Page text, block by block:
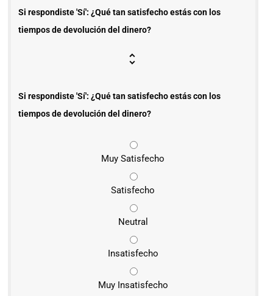
Si respondiste 'Sí': ¿Qué tan satisfecho estás con los
tiempos de devolución del dinero?
Si respondiste 'Sí': ¿Qué tan satisfecho estás con los
tiempos de devolución del dinero?
Muy Satisfecho
Satisfecho
Neutral
Insatisfecho
Muy Insatisfecho